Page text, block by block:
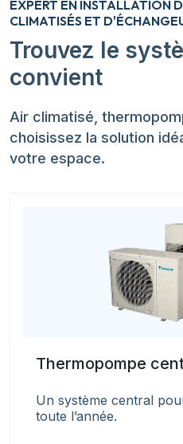
EXPERT EN INSTALLATION
CLIMATISÉS ET
Trouvez le
convient
Air climatisé,
choisissez la solution
votre espace.
Thermopompe
Un système central
toute l’année.